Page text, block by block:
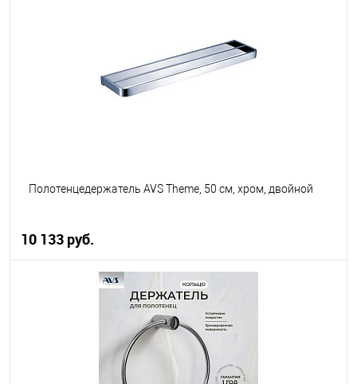
В наличии
Полотенцедержатель AVS Theme, 50 см, хром, двойной
10 133 руб.
В корзину
В наличии